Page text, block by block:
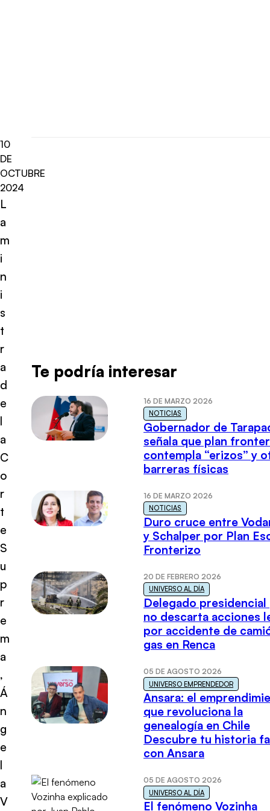
10
DE
OCTUBRE
2024
L
a
m
i
n
i
s
t
r
a
d
e
l
a
C
o
r
t
e
S
u
p
r
e
m
a
,
Á
n
g
e
l
a
V
Te podría interesar
16 DE MARZO 2026
NOTICIAS
Gobernador de
señala que plan
contempla “erizos” y
barreras físicas
16 DE MARZO 2026
NOTICIAS
Duro cruce entre
y Schalper por Plan
Fronterizo
20 DE FEBRERO 2026
UNIVERSO AL DÍA
Delegado presidencial
no descarta acciones
por accidente de
gas en Renca
05 DE AGOSTO 2026
UNIVERSO EMPRENDEDOR
Ansara: el
que revoluciona la
genealogía en Chile
Descubre tu historia
con Ansara
05 DE AGOSTO 2026
UNIVERSO AL DÍA
El fenómeno Vozinha